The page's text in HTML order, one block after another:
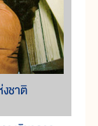
ชาติ